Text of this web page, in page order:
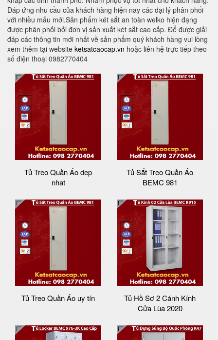
Đáp ứng nhu cầu của khách hàng hiện nay các đại lý phân phối
với nhiều mẫu mới.Sản phẩm két sắt an toàn welko hiện đạng
được phân phối bởi đơn vị sản xuất két sắt cao cấp. Để được giải
đáp các thông tin mới nhất về sản phẩm quý khách hàng vui lòng
xem thêm tại website ketsatcaocap.vn hoặc liên hệ trực tiếp theo
số điện thoại 0982770404
Tủ Treo Quần Áo dep
nhat
Tủ Sắt Treo Quần Áo
BEMC 981
Tủ Treo Quần Áo uy tín
Tủ Hồ Sơ 2 Cánh Kính
Cửa Lùa 2020